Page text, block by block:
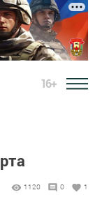
16+
1120 0 1